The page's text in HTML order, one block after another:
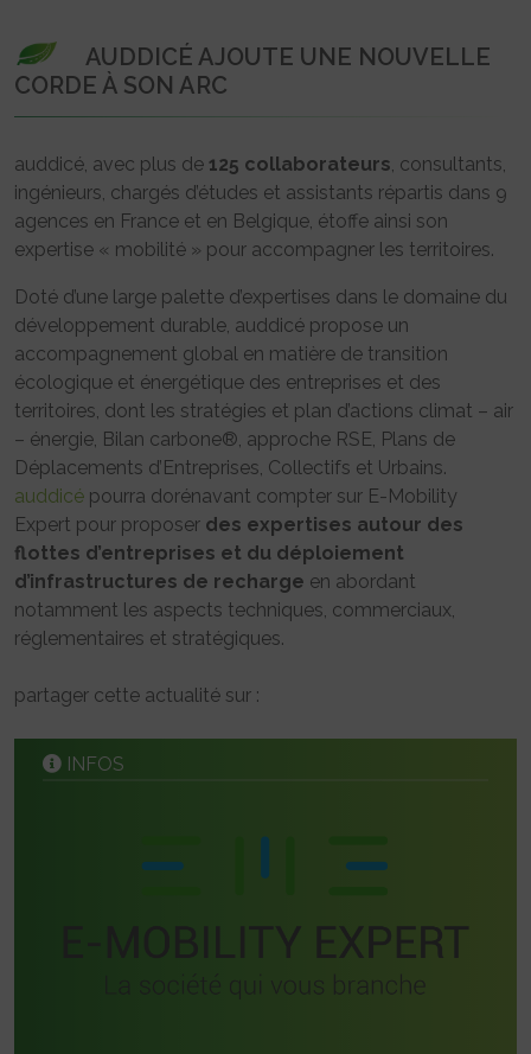
AUDDICÉ AJOUTE UNE NOUVELLE
CORDE À SON ARC
auddicé, avec plus de 125 collaborateurs, consultants,
ingénieurs, chargés d’études et assistants répartis dans 9
agences en France et en Belgique, étoffe ainsi son
expertise « mobilité » pour accompagner les territoires.
Doté d’une large palette d’expertises dans le domaine du
développement durable, auddicé propose un
accompagnement global en matière de transition
écologique et énergétique des entreprises et des
territoires, dont les stratégies et plan d’actions climat – air
– énergie, Bilan carbone®, approche RSE, Plans de
Déplacements d’Entreprises, Collectifs et Urbains.
auddicé pourra dorénavant compter sur E-Mobility
Expert pour proposer des expertises autour des
flottes d’entreprises et du déploiement
d’infrastructures de recharge en abordant
notamment les aspects techniques, commerciaux,
réglementaires et stratégiques.
partager cette actualité sur :
INFOS